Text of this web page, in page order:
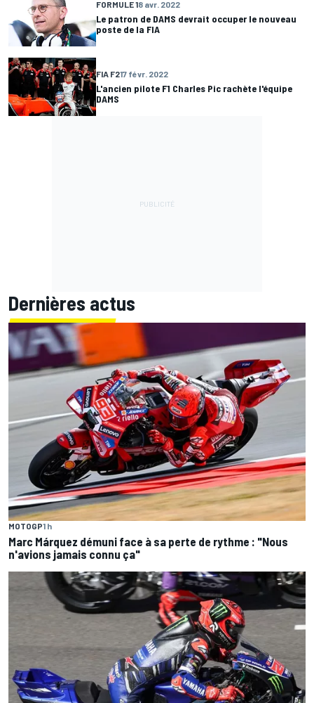
FORMULE 18 avr. 2022
Le patron de DAMS devrait occuper le nouveau
poste de la FIA
FIA F217 févr. 2022
L'ancien pilote F1 Charles Pic rachète l'équipe
DAMS
Dernières actus
MOTOGP1 h
Marc Márquez démuni face à sa perte de rythme : "Nous
n'avions jamais connu ça"